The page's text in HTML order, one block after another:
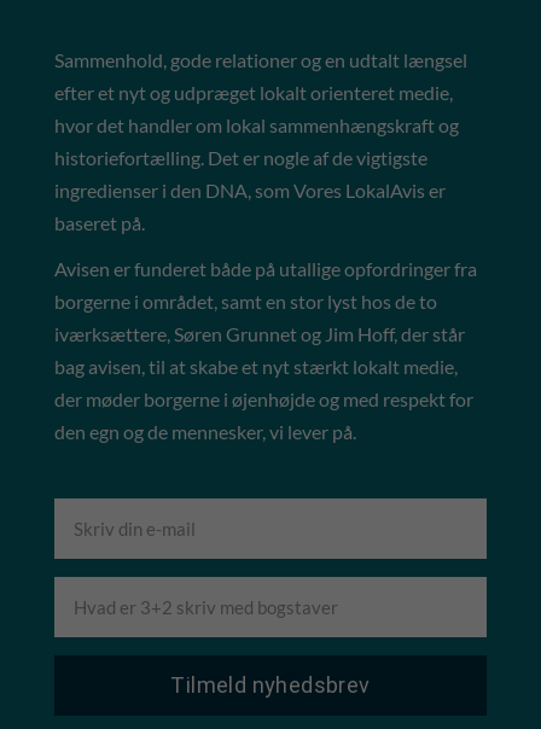
Sammenhold, gode relationer og en udtalt længsel
efter et nyt og udpræget lokalt orienteret medie,
hvor det handler om lokal sammenhængskraft og
historiefortælling. Det er nogle af de vigtigste
ingredienser i den DNA, som Vores LokalAvis er
baseret på.
Avisen er funderet både på utallige opfordringer fra
borgerne i området, samt en stor lyst hos de to
iværksættere, Søren Grunnet og Jim Hoff, der står
bag avisen, til at skabe et nyt stærkt lokalt medie,
der møder borgerne i øjenhøjde og med respekt for
den egn og de mennesker, vi lever på.